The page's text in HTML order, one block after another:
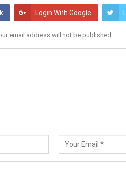
Login With Google
email address will not be published.